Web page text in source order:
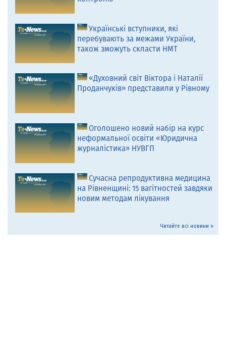
Українські вступники, які
перебувають за межами України,
також зможуть скласти НМТ
«Духовний світ Віктора і Наталії
Проданчуків» представили у Рівному
Оголошено новий набір на курс
неформальної освіти «Юридична
журналістика» НУВГП
Сучасна репродуктивна медицина
на Рівненщині: 15 вагітностей завдяки
новим методам лікування
Читайте всі новини »